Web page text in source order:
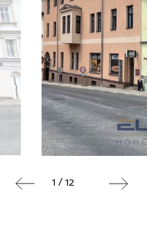
1 / 12